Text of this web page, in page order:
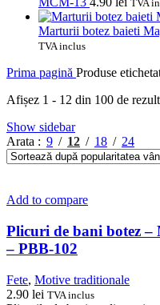
TVA
Marturii botez baieti
TVA inclus
Prima pagină Produse
Afișez 1 - 12 din 100 de
Show sidebar
Arata
9 12 18 24
Add to compare
Plicuri de bani botez
– PBB-102
Fete, Motive traditionale
2.90 lei TVA inclus